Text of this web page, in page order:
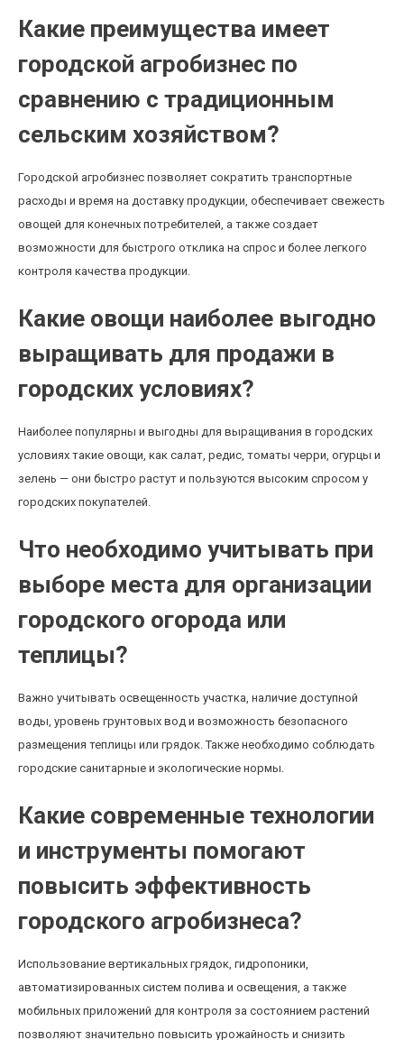
Какие преимущества имеет
городской агробизнес по
сравнению с традиционным
сельским хозяйством?
Городской агробизнес позволяет сократить транспортные
расходы и время на доставку продукции, обеспечивает свежесть
овощей для конечных потребителей, а также создает
возможности для быстрого отклика на спрос и более легкого
контроля качества продукции.
Какие овощи наиболее выгодно
выращивать для продажи в
городских условиях?
Наиболее популярны и выгодны для выращивания в городских
условиях такие овощи, как салат, редис, томаты черри, огурцы и
зелень — они быстро растут и пользуются высоким спросом у
городских покупателей.
Что необходимо учитывать при
выборе места для организации
городского огорода или
теплицы?
Важно учитывать освещенность участка, наличие доступной
воды, уровень грунтовых вод и возможность безопасного
размещения теплицы или грядок. Также необходимо соблюдать
городские санитарные и экологические нормы.
Какие современные технологии
и инструменты помогают
повысить эффективность
городского агробизнеса?
Использование вертикальных грядок, гидропоники,
автоматизированных систем полива и освещения, а также
мобильных приложений для контроля за состоянием растений
позволяют значительно повысить урожайность и снизить